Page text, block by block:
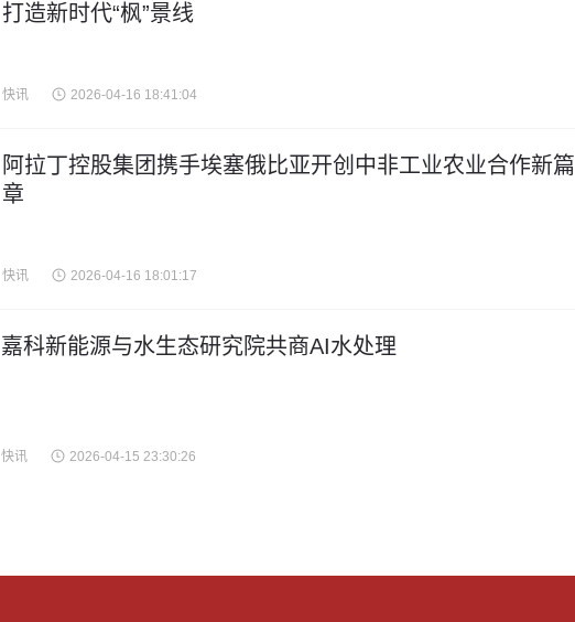
打造新时代“枫”景线
快讯 2026-04-16 18:41:04
阿拉丁控股集团携手埃塞俄比亚开创中非工业农业合作新篇
章
快讯 2026-04-16 18:01:17
嘉科新能源与水生态研究院共商AI水处理
快讯 2026-04-15 23:30:26